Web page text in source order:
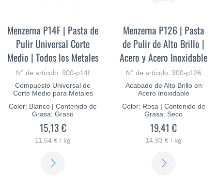
Menzerna P14F | Pasta de
Pulir Universal Corte
Medio | Todos los Metales
N° de artículo 300-p14f
Compuesto Universal de
Corte Medio para Metales
Color: Blanco | Contenido de
Grasa: Graso
15,13 €
11,64 € / kg
Menzerna P126 | Pasta
de Pulir de Alto Brillo |
Acero y Acero Inoxidable
N° de artículo 300-p126
Acabado de Alto Brillo en
Acero Inoxidable
Color: Rosa | Contenido de
Grasa: Seco
19,41 €
14,93 € / kg